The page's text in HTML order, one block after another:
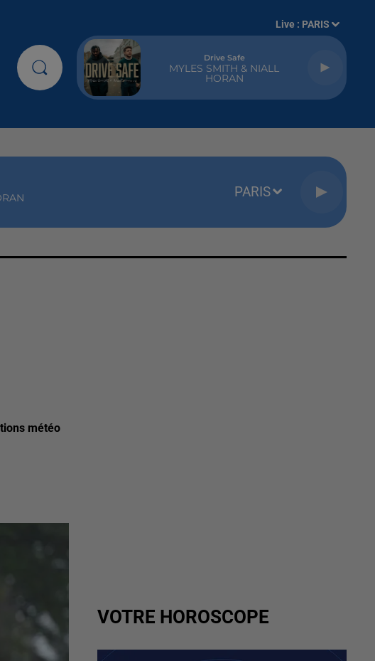
Live : PARIS
Drive Safe
MYLES SMITH & NIALL
HORAN
PARIS
météo
VOTRE HOROSCOPE